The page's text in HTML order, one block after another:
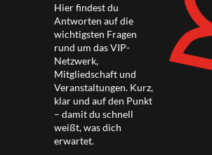
Hier findest du
Antworten auf die
wichtigsten Fragen
rund um das VIP-
Netzwerk,
Mitgliedschaft und
Veranstaltungen. Kurz,
klar und auf den Punkt
– damit du schnell
weißt, was dich
erwartet.